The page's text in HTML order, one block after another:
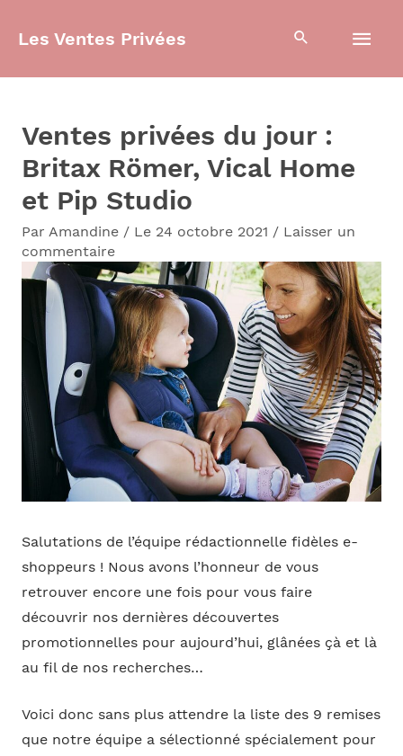
Les Ventes Privées
Ventes privées du jour :
Britax Römer, Vical Home
et Pip Studio
Par Amandine / Le 24 octobre 2021 / Laisser un
commentaire
Salutations de l’équipe rédactionnelle fidèles e-
shoppeurs ! Nous avons l’honneur de vous
retrouver encore une fois pour vous faire
découvrir nos dernières découvertes
promotionnelles pour aujourd’hui, glânées çà et là
au fil de nos recherches…
Voici donc sans plus attendre la liste des 9 remises
que notre équipe a sélectionné spécialement pour